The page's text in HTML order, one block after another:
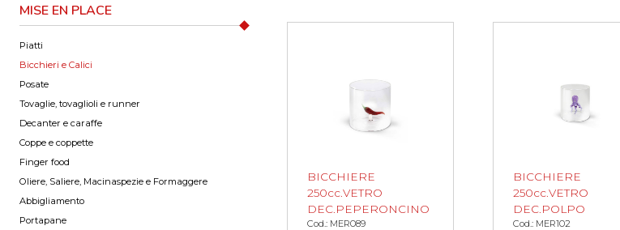
MISE EN PLACE
Piatti
Bicchieri e Calici
Posate
Tovaglie, tovaglioli e runner
Decanter e caraffe
Coppe e coppette
Finger food
Oliere, Saliere, Macinaspezie e Formaggere
Abbigliamento
Portapane
BICCHIERE
250cc.VETRO
DEC.PEPERONCINO
Cod.: MER089
BICCHIERE
250cc.VETRO
DEC.POLPO
Cod.: MER102